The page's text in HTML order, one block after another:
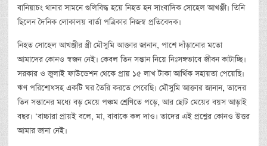
বানিয়াচং থানার সামনে গুলিবিদ্ধ হয়ে নিহত হন সাংবাদিক সোহেল আখঞ্জী। তিনি
ছিলেন দৈনিক লোকালয় বার্তা পত্রিকার নিজস্ব প্রতিবেদক।
নিহত সোহেল আখঞ্জীর স্ত্রী মৌসুমি আক্তার জানান, পাশে দাঁড়ানোর মতো
আমাদের কোনও স্বজন নেই। কেবল তিন সন্তান নিয়ে নিঃসঙ্গভাবে জীবন কাটাচ্ছি।
সরকার ও জুলাই ফাউন্ডেশন থেকে প্রায় ১৫ লাখ টাকা আর্থিক সহায়তা পেয়েছি।
ঋণ পরিশোধসহ একটি ঘর তৈরি করতে পেরেছি। মৌসুমি আক্তার জানান, তাদের
তিন সন্তানের মধ্যে বড় মেয়ে পঞ্চম শ্রেণিতে পড়ে, আর ছোট মেয়ের বয়স আড়াই
বছর। ‘বাচ্চারা প্রায়ই বলে, মা, বাবাকে কল দাও। তাদের এই প্রশ্নের কোনও উত্তর
আমার জানা নেই।